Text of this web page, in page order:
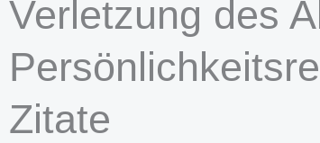
Verletzung des
Zitate